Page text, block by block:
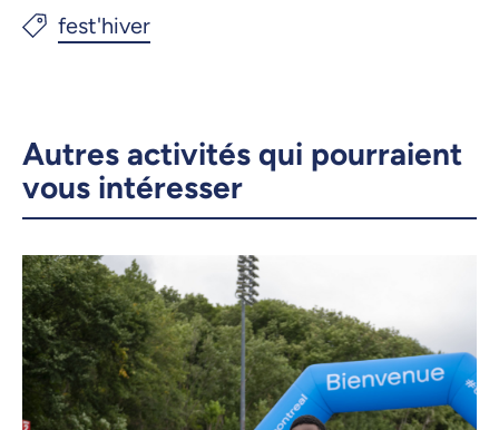
Autres activités qui pourraient
vous intéresser